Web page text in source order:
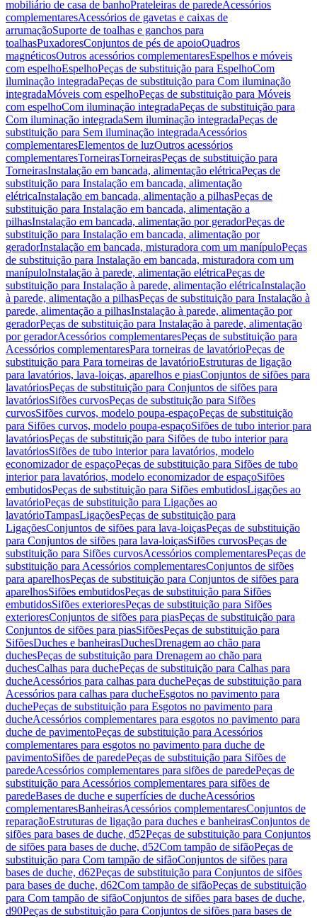
mobiliário de casa de banhoPrateleiras de paredeAcessórios
complementaresAcessórios de gavetas e caixas de
arrumaçãoSuporte de toalhas e ganchos para
toalhasPuxadoresConjuntos de pés de apoioQuadros
magnéticosOutros acessórios complementaresEspelhos e móveis
com espelhoEspelhoPeças de substituição para EspelhoCom
iluminação integradaPeças de substituição para Com iluminação
integradaMóveis com espelhoPeças de substituição para Móveis
com espelhoCom iluminação integradaPeças de substituição para
Com iluminação integradaSem iluminação integradaPeças de
substituição para Sem iluminação integradaAcessórios
complementaresElementos de luzOutros acessórios
complementaresTorneirasTorneirasPeças de substituição para
TorneirasInstalação em bancada, alimentação elétricaPeças de
substituição para Instalação em bancada, alimentação
elétricaInstalação em bancada, alimentação a pilhasPeças de
substituição para Instalação em bancada, alimentação a
pilhasInstalação em bancada, alimentação por geradorPeças de
substituição para Instalação em bancada, alimentação por
geradorInstalação em bancada, misturadora com um manípuloPeças
de substituição para Instalação em bancada, misturadora com um
manípuloInstalação à parede, alimentação elétricaPeças de
substituição para Instalação à parede, alimentação elétricaInstalação
à parede, alimentação a pilhasPeças de substituição para Instalação à
parede, alimentação a pilhasInstalação à parede, alimentação por
geradorPeças de substituição para Instalação à parede, alimentação
por geradorAcessórios complementaresPeças de substituição para
Acessórios complementaresPara torneiras de lavatórioPeças de
substituição para Para torneiras de lavatórioEstruturas de ligação
para lavatórios, lava-loiças, aparelhos e piasConjuntos de sifões para
lavatóriosPeças de substituição para Conjuntos de sifões para
lavatóriosSifões curvosPeças de substituição para Sifões
curvosSifões curvos, modelo poupa-espaçoPeças de substituição
para Sifões curvos, modelo poupa-espaçoSifões de tubo interior para
lavatóriosPeças de substituição para Sifões de tubo interior para
lavatóriosSifões de tubo interior para lavatórios, modelo
economizador de espaçoPeças de substituição para Sifões de tubo
interior para lavatórios, modelo economizador de espaçoSifões
embutidosPeças de substituição para Sifões embutidosLigações ao
lavatórioPeças de substituição para Ligações ao
lavatórioTampasLigaçõesPeças de substituição para
LigaçõesConjuntos de sifões para lava-loiçasPeças de substituição
para Conjuntos de sifões para lava-loiçasSifões curvosPeças de
substituição para Sifões curvosAcessórios complementaresPeças de
substituição para Acessórios complementaresConjuntos de sifões
para aparelhosPeças de substituição para Conjuntos de sifões para
aparelhosSifões embutidosPeças de substituição para Sifões
embutidosSifões exterioresPeças de substituição para Sifões
exterioresConjuntos de sifões para piasPeças de substituição para
Conjuntos de sifões para piasSifõesPeças de substituição para
SifõesDuches e banheirasDuchesDrenagem ao chão para
duchesPeças de substituição para Drenagem ao chão para
duchesCalhas para duchePeças de substituição para Calhas para
ducheAcessórios para calhas para duchePeças de substituição para
Acessórios para calhas para ducheEsgotos no pavimento para
duchePeças de substituição para Esgotos no pavimento para
ducheAcessórios complementares para esgotos no pavimento para
duche de pavimentoPeças de substituição para Acessórios
complementares para esgotos no pavimento para duche de
pavimentoSifões de paredePeças de substituição para Sifões de
paredeAcessórios complementares para sifões de paredePeças de
substituição para Acessórios complementares para sifões de
paredeBases de duche e superfícies de ducheAcessórios
complementaresBanheirasAcessórios complementaresConjuntos de
reparaçãoEstruturas de ligação para duches e banheirasConjuntos de
sifões para bases de duche, d52Peças de substituição para Conjuntos
de sifões para bases de duche, d52Com tampão de sifãoPeças de
substituição para Com tampão de sifãoConjuntos de sifões para
bases de duche, d62Peças de substituição para Conjuntos de sifões
para bases de duche, d62Com tampão de sifãoPeças de substituição
para Com tampão de sifãoConjuntos de sifões para bases de duche,
d90Peças de substituição para Conjuntos de sifões para bases de